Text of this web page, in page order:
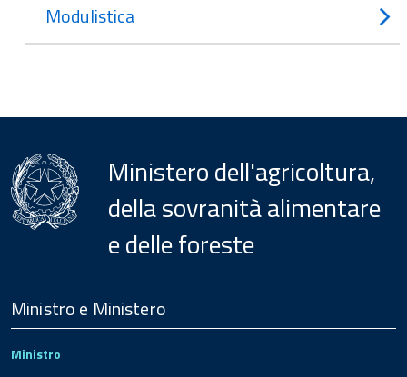
Modulistica
Ministero dell'agricoltura,
della sovranità alimentare
e delle foreste
Footer
Ministro e Ministero
Ministro